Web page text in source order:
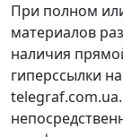
При полном
материалов
наличия
гиперссылки